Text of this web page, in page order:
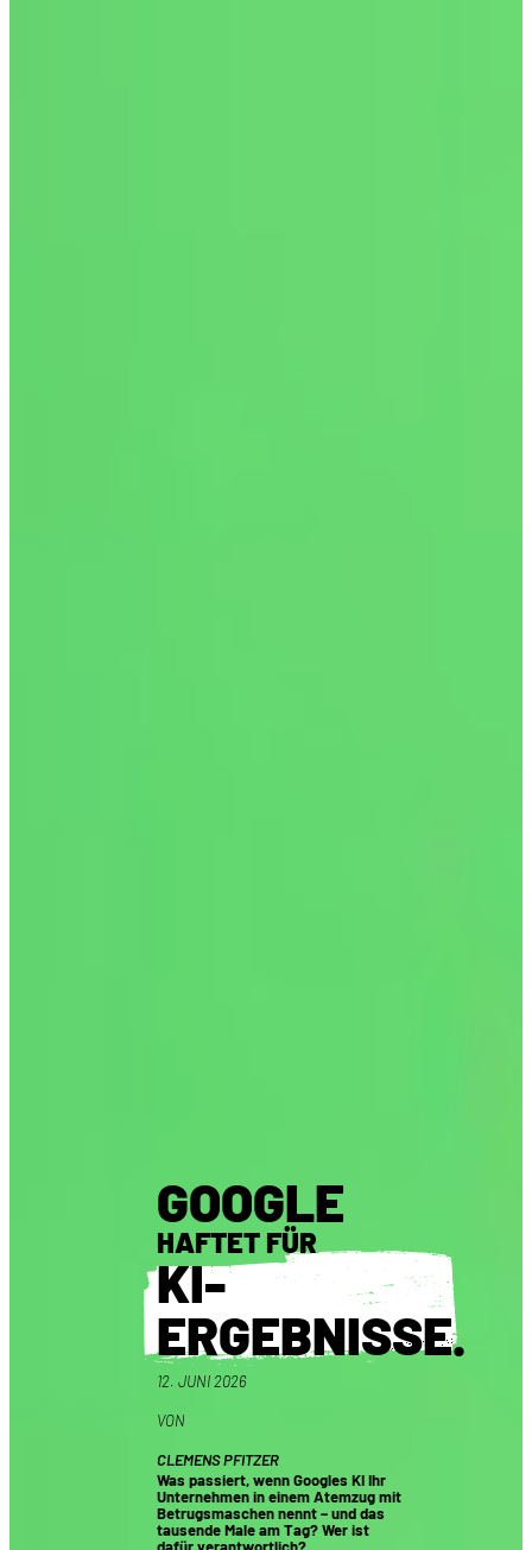
GOOGLE
HAFTET FÜR
KI-
ERGEBNISSE.
12. JUNI 2026
VON
CLEMENS PFITZER
Was passiert, wenn Googles KI Ihr
Unternehmen in einem Atemzug mit
Betrugsmaschen nennt – und das
tausende Male am Tag? Wer ist